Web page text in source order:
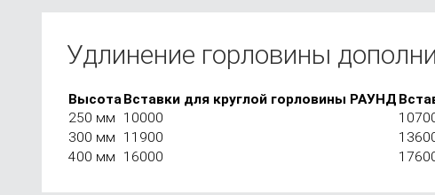
Удлинение горловины
ВысотаВставки для круглой горловины РАУНД
250 мм
10000
300 мм
11900
400 мм
16000